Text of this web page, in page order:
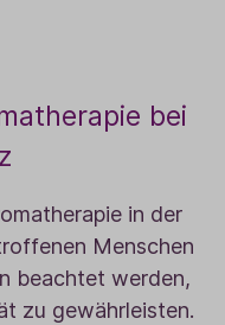
bei
in der
Menschen
beachtet werden,
zu gewährleisten.